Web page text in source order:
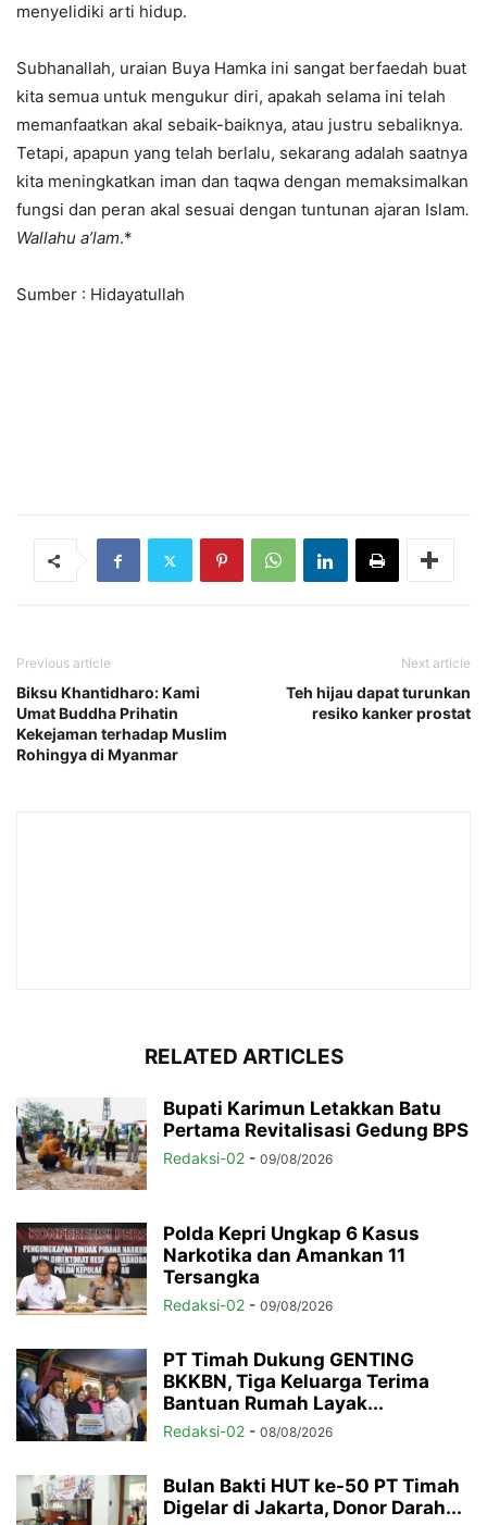
menyelidiki arti hidup.
Subhanallah, uraian Buya Hamka ini sangat berfaedah buat
kita semua untuk mengukur diri, apakah selama ini telah
memanfaatkan akal sebaik-baiknya, atau justru sebaliknya.
Tetapi, apapun yang telah berlalu, sekarang adalah saatnya
kita meningkatkan iman dan taqwa dengan memaksimalkan
fungsi dan peran akal sesuai dengan tuntunan ajaran Islam.
Wallahu a’lam.*
Sumber : Hidayatullah
Previous article
Biksu Khantidharo: Kami
Umat Buddha Prihatin
Kekejaman terhadap Muslim
Rohingya di Myanmar
Next article
Teh hijau dapat turunkan
resiko kanker prostat
RELATED ARTICLES
Bupati Karimun Letakkan Batu
Pertama Revitalisasi Gedung BPS
Redaksi-02 - 09/08/2026
Polda Kepri Ungkap 6 Kasus
Narkotika dan Amankan 11
Tersangka
Redaksi-02 - 09/08/2026
PT Timah Dukung GENTING
BKKBN, Tiga Keluarga Terima
Bantuan Rumah Layak...
Redaksi-02 - 08/08/2026
Bulan Bakti HUT ke-50 PT Timah
Digelar di Jakarta, Donor Darah...